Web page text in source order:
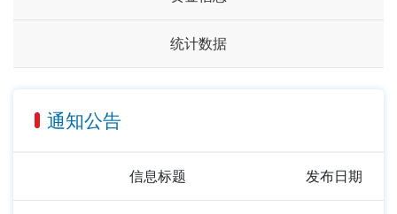
统计数据
通知公告
信息标题 发布日期